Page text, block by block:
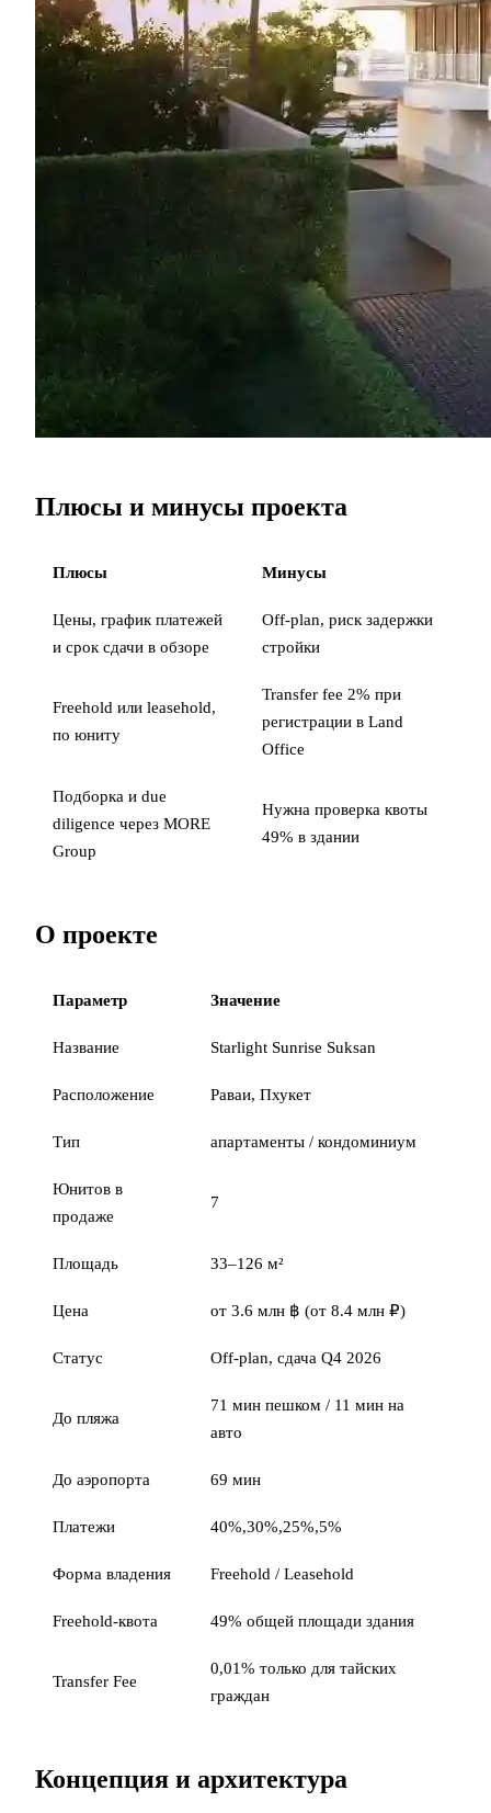
Плюсы и минусы проекта
Плюсы Минусы
Цены, график платежей
и срок сдачи в обзоре
Off-plan, риск задержки
стройки
Freehold или leasehold,
по юниту
Transfer fee 2% при
регистрации в Land
Office
Подборка и due
diligence через MORE
Group
Нужна проверка квоты
49% в здании
О проекте
Параметр Значение
Название Starlight Sunrise Suksan
Расположение Раваи, Пхукет
Тип апартаменты / кондоминиум
Юнитов в
продаже
7
Площадь 33–126 м²
Цена от 3.6 млн ฿ (от 8.4 млн ₽)
Статус Off-plan, сдача Q4 2026
До пляжа
71 мин пешком / 11 мин на
авто
До аэропорта 69 мин
Платежи 40%,30%,25%,5%
Форма владения Freehold / Leasehold
Freehold-квота 49% общей площади здания
Transfer Fee
0,01% только для тайских
граждан
Концепция и архитектура